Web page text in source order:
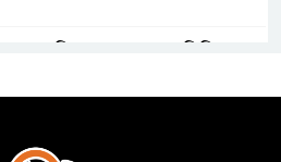
বিএনপির সক্রিয় অংশগ্রহণই জুলাই